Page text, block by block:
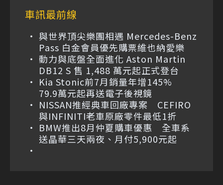
車訊最前線
與世界頂尖樂團相遇 Mercedes-Benz
Pass 白金會員優先購票維也納愛樂
動力與底盤全面進化 Aston Martin
DB12 S 售 1,488 萬元起正式登台
Kia Stonic前7月銷量年增145%
79.9萬元起再送電子後視鏡
NISSAN推經典車回廠專案 CEFIRO
與INFINITI老車原廠零件最低1折
BMW推出8月仲夏購車優惠 全車系
送晶華三天兩夜、月付5,900元起